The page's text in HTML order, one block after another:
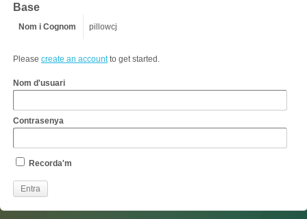
Base
Nom i Cognom pillowcj
Please create an accountto get started.
Nom d'usuari
Contrasenya
Recorda'm